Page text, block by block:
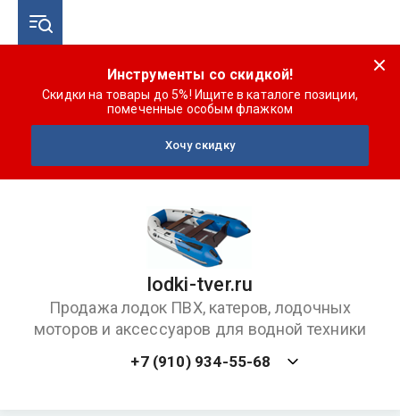
Инструменты со скидкой!
Скидки на товары до 5%! Ищите в каталоге позиции,
помеченные особым флажком
Хочу скидку
lodki-tver.ru
Продажа лодок ПВХ, катеров, лодочных
моторов и аксессуаров для водной техники
+7 (910) 934-55-68